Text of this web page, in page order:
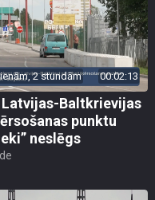
2 stundām 00:02:13
Baltkrievijas
punktu
neslēgs